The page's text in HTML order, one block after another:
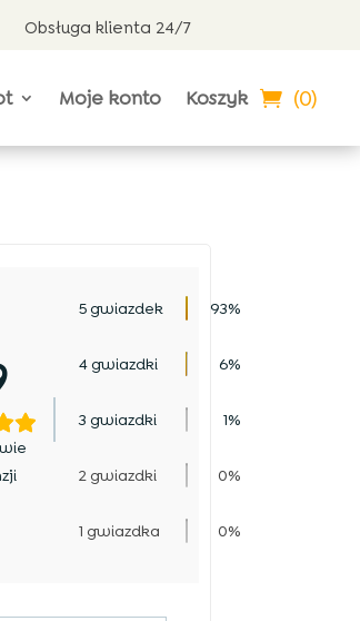
Obsługa klienta 24/7
Moje konto Koszyk (0)
5 gwiazdek 93%
4 gwiazdki 6%
3 gwiazdki 1%
2 gwiazdki 0%
1 gwiazdka 0%